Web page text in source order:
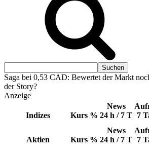
Saga bei 0,53 CAD: Bewertet der Markt
der Story?
Anzeige
Indizes Kurs %
News
24 h / 7 T 7
Aktien Kurs %
News
24 h / 7 T 7